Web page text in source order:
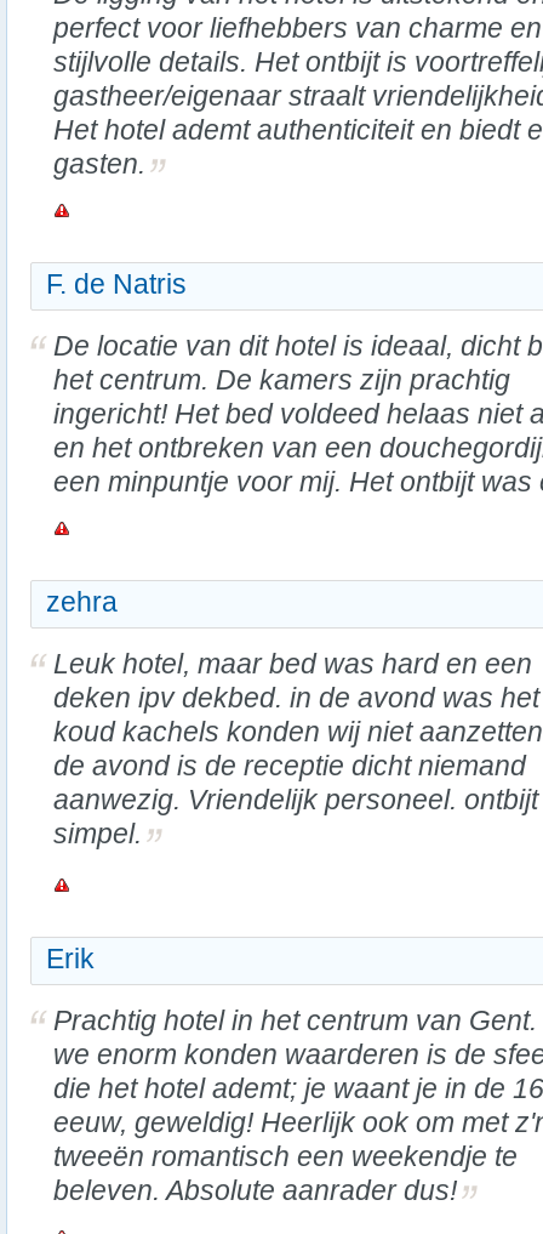
perfect voor liefhebbers van charme en
stijlvolle details. Het ontbijt is
gastheer/eigenaar straalt
Het hotel ademt authenticiteit en biedt
gasten.
F. de Natris
De locatie van dit hotel is ideaal, dicht
het centrum. De kamers zijn prachtig
ingericht! Het bed voldeed helaas niet
en het ontbreken van een
een minpuntje voor mij. Het ontbijt was
zehra
Leuk hotel, maar bed was hard en een
deken ipv dekbed. in de avond was het
koud kachels konden wij niet
de avond is de receptie dicht niemand
aanwezig. Vriendelijk personeel. ontbijt
simpel.
Erik
Prachtig hotel in het centrum van
we enorm konden waarderen is de
die het hotel ademt; je waant je in de
eeuw, geweldig! Heerlijk ook om met
tweeën romantisch een weekendje te
beleven. Absolute aanrader dus!